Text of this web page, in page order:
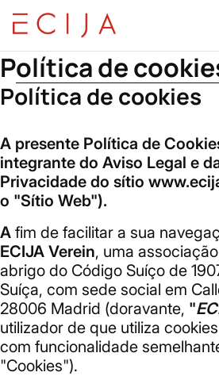
Saltar para o conteúdo
Home Política de cookies
Política de
Política de cookies
A presente Política de
integrante do Aviso Legal e
Privacidade do sítio
o "Sítio Web").
A fim de facilitar a sua
ECIJA Verein, uma
abrigo do Código Suíço de
Suíça, com sede social em
28006 Madrid (doravante, "
utilizador de que utiliza
com funcionalidade
"Cookies").